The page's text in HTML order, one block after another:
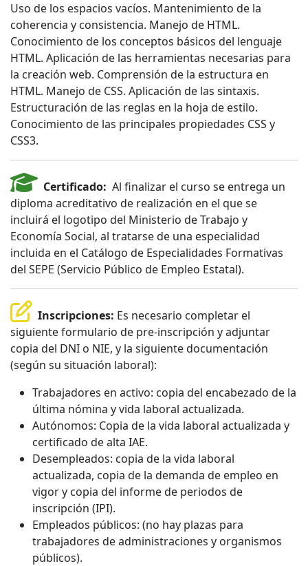
Uso de los espacios vacíos. Mantenimiento de la
coherencia y consistencia. Manejo de HTML.
Conocimiento de los conceptos básicos del lenguaje
HTML. Aplicación de las herramientas necesarias para
la creación web. Comprensión de la estructura en
HTML. Manejo de CSS. Aplicación de las sintaxis.
Estructuración de las reglas en la hoja de estilo.
Conocimiento de las principales propiedades CSS y
CSS3.
Certificado: Al finalizar el curso se entrega un
diploma acreditativo de realización en el que se
incluirá el logotipo del Ministerio de Trabajo y
Economía Social, al tratarse de una especialidad
incluida en el Catálogo de Especialidades Formativas
del SEPE (Servicio Público de Empleo Estatal).
Inscripciones: Es necesario completar el
siguiente formulario de pre-inscripción y adjuntar
copia del DNI o NIE, y la siguiente documentación
(según su situación laboral):
Trabajadores en activo: copia del encabezado de la
última nómina y vida laboral actualizada.
Autónomos: Copia de la vida laboral actualizada y
certificado de alta IAE.
Desempleados: copia de la vida laboral
actualizada, copia de la demanda de empleo en
vigor y copia del informe de periodos de
inscripción (IPI).
Empleados públicos: (no hay plazas para
trabajadores de administraciones y organismos
públicos).